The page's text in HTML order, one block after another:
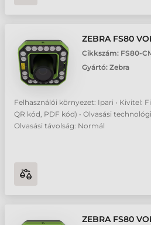
ZEBRA FS80
Cikkszám: FS80-
Gyártó: Zebra
Felhasználói környezet: Ipari • Kivitel:
QR kód, PDF kód) • Olvasási
Olvasási távolság: Normál
ZEBRA FS80